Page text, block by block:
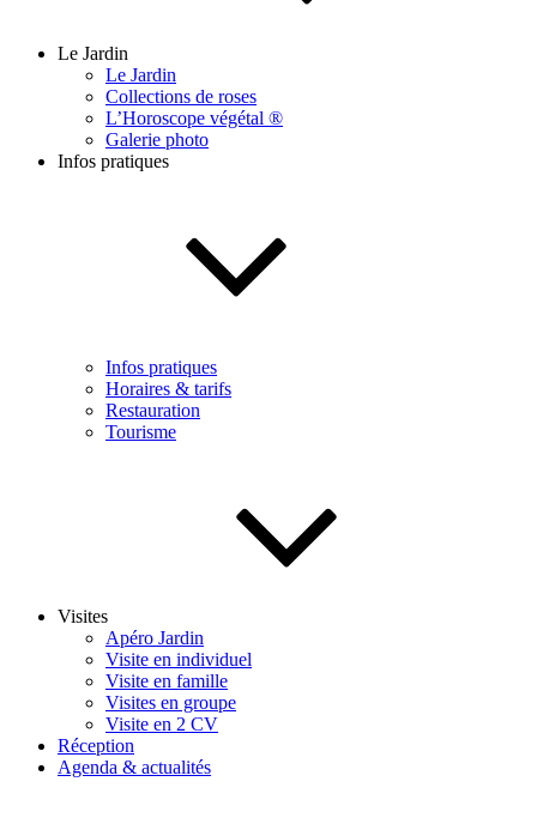
Le Jardin
Le Jardin
Collections de roses
L’Horoscope végétal ®
Galerie photo
Infos pratiques
Infos pratiques
Horaires & tarifs
Restauration
Tourisme
Visites
Apéro Jardin
Visite en individuel
Visite en famille
Visites en groupe
Visite en 2 CV
Réception
Agenda & actualités